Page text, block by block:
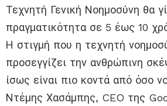
Τεχνητή Γενική Νοημοσύνη θα
πραγματικότητα σε 5 έως 10
Η στιγμή που η τεχνητή
προσεγγίζει την ανθρώπινη
ίσως είναι πιο κοντά από όσο
Ντέμης Χασάμπης, CEO της